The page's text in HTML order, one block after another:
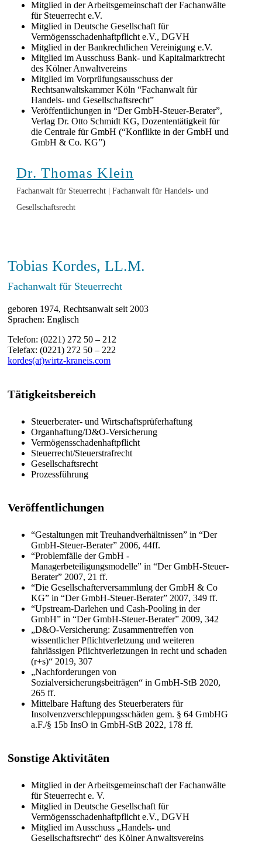
Mitglied in der Arbeitsgemeinschaft der Fachanwälte
für Steuerrecht e.V.
Mitglied in Deutsche Gesellschaft für
Vermögensschadenhaftpflicht e.V., DGVH
Mitglied in der Bankrechtlichen Vereinigung e.V.
Mitglied im Ausschuss Bank- und Kapitalmarktrecht
des Kölner Anwaltvereins
Mitglied im Vorprüfungsausschuss der
Rechtsanwaltskammer Köln “Fachanwalt für
Handels- und Gesellschaftsrecht”
Veröffentlichungen in “Der GmbH-Steuer-Berater”,
Verlag Dr. Otto Schmidt KG, Dozententätigkeit für
die Centrale für GmbH (“Konflikte in der GmbH und
GmbH & Co. KG”)
Dr. Thomas Klein
Fachanwalt für Steuerrecht | Fachanwalt für Handels- und
Gesellschaftsrecht
Tobias Kordes, LL.M.
Fachanwalt für Steuerrecht
geboren 1974, Rechtsanwalt seit 2003
Sprachen: Englisch
Telefon: (0221) 272 50 – 212
Telefax: (0221) 272 50 – 222
kordes(at)wirtz-kraneis.com
Tätigkeitsbereich
Steuerberater- und Wirtschaftsprüferhaftung
Organhaftung/D&O-Versicherung
Vermögensschadenhaftpflicht
Steuerrecht/Steuerstrafrecht
Gesellschaftsrecht
Prozessführung
Veröffentlichungen
“Gestaltungen mit Treuhandverhältnissen” in “Der
GmbH-Steuer-Berater” 2006, 44ff.
“Problemfälle der GmbH -
Managerbeteiligungsmodelle” in “Der GmbH-Steuer-
Berater” 2007, 21 ff.
“Die Gesellschafterversammlung der GmbH & Co
KG” in “Der GmbH-Steuer-Berater” 2007, 349 ff.
“Upstream-Darlehen und Cash-Pooling in der
GmbH” in “Der GmbH-Steuer-Berater” 2009, 342
„D&O-Versicherung: Zusammentreffen von
wissentlicher Pflichtverletzung und weiteren
fahrlässigen Pflichtverletzungen in recht und schaden
(r+s)“ 2019, 307
„Nachforderungen von
Sozialversicherungsbeiträgen“ in GmbH-StB 2020,
265 ff.
Mittelbare Haftung des Steuerberaters für
Insolvenzverschleppungsschäden gem. § 64 GmbHG
a.F./§ 15b InsO in GmbH-StB 2022, 178 ff.
Sonstige Aktivitäten
Mitglied in der Arbeitsgemeinschaft der Fachanwälte
für Steuerrecht e. V.
Mitglied in Deutsche Gesellschaft für
Vermögensschadenhaftpflicht e.V., DGVH
Mitglied im Ausschuss „Handels- und
Gesellschaftsrecht“ des Kölner Anwaltsvereins